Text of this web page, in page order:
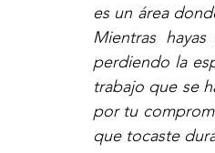
es un área
Mientras
perdiendo la
trabajo que se
por tu
que tocaste